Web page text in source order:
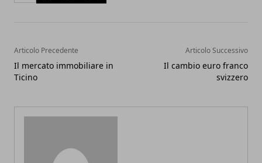
Articolo Precedente
Il mercato immobiliare in
Ticino
Articolo Successivo
Il cambio euro franco
svizzero